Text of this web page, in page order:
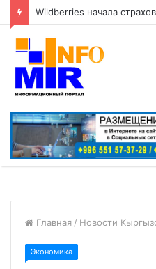
Главная / Новости
Экономика